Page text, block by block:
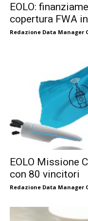
EOLO:
copertura FWA
Redazione Data Manager
EOLO Missione
con 80 vincitori
Redazione Data Manager